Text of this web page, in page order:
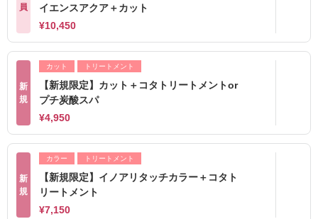
員
イエンスアクア＋カット
¥10,450
新
規
カット トリートメント
【新規限定】カット＋コタトリートメントor
プチ炭酸スパ
¥4,950
新
規
カラー トリートメント
【新規限定】イノアリタッチカラー＋コタト
リートメント
¥7,150